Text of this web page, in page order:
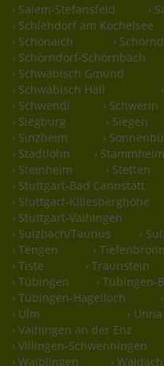
› Salem-Stefansfeld
›
› Schlehdorf am Kochelsee
› Schönaich
›
› Schorndorf-Schornbach
› Schwäbisch Gmünd
› Schwäbisch Hall
› Schwendi
› Schwerin
› Siegburg
› Siegen
› Sinzheim
›
› Stadtlohn
› Stammheim
› Steinheim
› Stetten
› Stuttgart-Bad Cannstatt
› Stuttgart-Killesberghöhe
› Stuttgart-Vaihingen
› Sulzbach/Taunus
›
› Tengen
› Tiefenbronn
› Tiste
› Traunstein
› Tübingen
› Tübingen-
› Tübingen-Hagelloch
› Ulm
› Unna
› Vaihingen an der Enz
› Villingen-Schwenningen
› Waiblingen
›